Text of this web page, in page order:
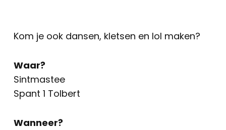
Kom je ook dansen, kletsen en lol maken?
Waar?
Sintmastee
Spant 1 Tolbert
Wanneer?